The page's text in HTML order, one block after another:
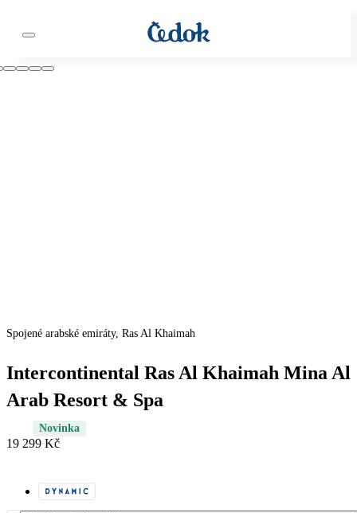
Spojené arabské emiráty, Ras Al Khaimah
Intercontinental Ras Al Khaimah Mina Al
Arab Resort & Spa
Novinka
19 299 Kč